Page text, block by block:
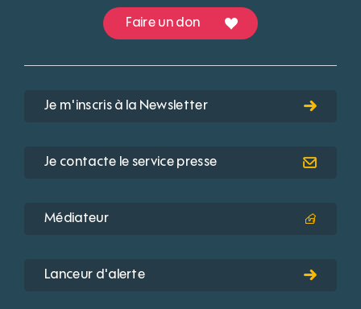
Faire un don
Je m'inscris à la Newsletter
Je contacte le service presse
Médiateur
Lanceur d'alerte